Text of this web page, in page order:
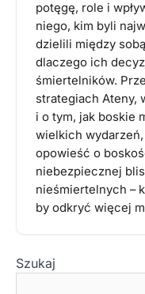
potęgę, role i
niego, kim byli
dzielili między
dlaczego ich
śmiertelników.
strategiach Ateny,
i o tym, jak boskie
wielkich
opowieść o
niebezpiecznej
nieśmiertelnych –
by odkryć więcej
Szukaj